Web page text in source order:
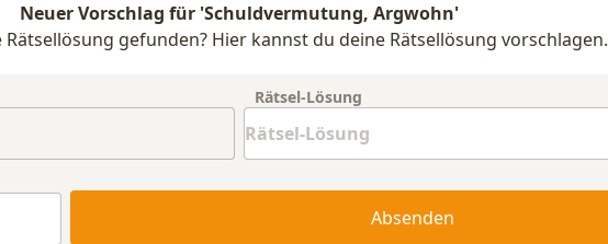
Neuer Vorschlag für 'Schuldvermutung, Argwohn'
Rätsellösung gefunden? Hier kannst du deine Rätsellösung vorschlagen.
Rätsel-Lösung
Absenden